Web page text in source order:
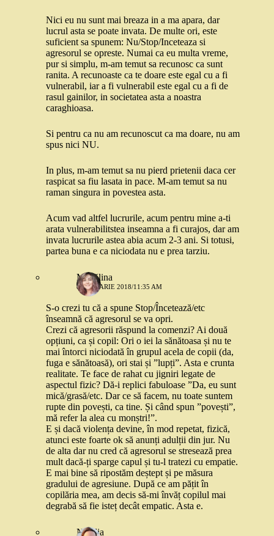
Nici eu nu sunt mai breaza in a ma apara, dar
lucrul asta se poate invata. De multe ori, este
suficient sa spunem: Nu/Stop/Inceteaza si
agresorul se opreste. Numai ca eu multa vreme,
pur si simplu, m-am temut sa recunosc ca sunt
ranita. A recunoaste ca te doare este egal cu a fi
vulnerabil, iar a fi vulnerabil este egal cu a fi de
rasul gainilor, in societatea asta a noastra
caraghioasa.
Si pentru ca nu am recunoscut ca ma doare, nu am
spus nici NU.
In plus, m-am temut sa nu pierd prietenii daca cer
raspicat sa fiu lasata in pace. M-am temut sa nu
raman singura in povestea asta.
Acum vad altfel lucrurile, acum pentru mine a-ti
arata vulnerabilitstea inseamna a fi curajos, dar am
invata lucrurile astea abia acum 2-3 ani. Si totusi,
partea buna e ca niciodata nu e prea tarziu.
Mădălina
8 IANUARIE 2018/11:35 AM
S-o crezi tu că a spune Stop/Încetează/etc
înseamnă că agresorul se va opri.
Crezi că agresorii răspund la comenzi? Ai două
opțiuni, ca și copil: Ori o iei la sănătoasa și nu te
mai întorci niciodată în grupul acela de copii (da,
fuga e sănătoasă), ori stai și ”lupți”. Asta e crunta
realitate. Te face de rahat cu jigniri legate de
aspectul fizic? Dă-i replici fabuloase ”Da, eu sunt
mică/grasă/etc. Dar ce să facem, nu toate suntem
rupte din povești, ca tine. Și când spun ”povești”,
mă refer la alea cu monștri!”.
E și dacă violența devine, în mod repetat, fizică,
atunci este foarte ok să anunți adulții din jur. Nu
de alta dar nu cred că agresorul se stresează prea
mult dacă-ți sparge capul și tu-l tratezi cu empatie.
E mai bine să ripostăm deștept și pe măsura
gradului de agresiune. După ce am pățit în
copilăria mea, am decis să-mi învăț copilul mai
degrabă să fie isteț decât empatic. Asta e.
Natalia